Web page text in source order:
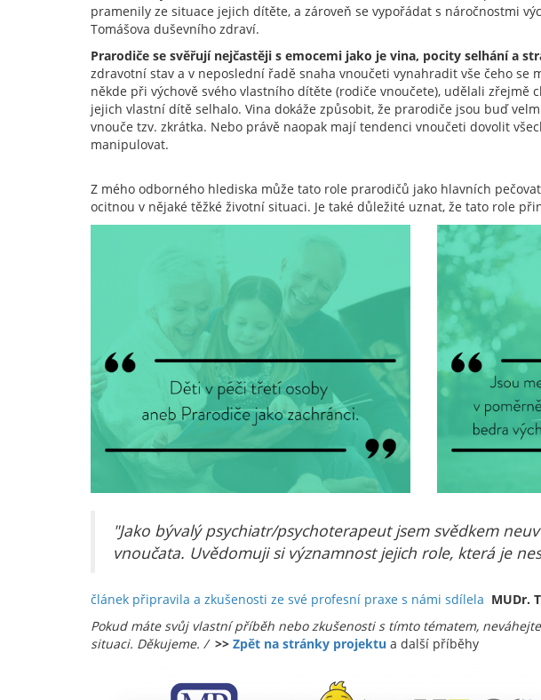
pramenily ze situace jejich dítěte, a zároveň se vypořádat s náročnostmi
Tomášova duševního zdraví.
Prarodiče se svěřují nejčastěji s emocemi jako je vina, pocity selhání a
zdravotní stav a v neposlední řadě snaha vnoučeti vynahradit vše čeho se
někde při výchově svého vlastního dítěte (rodiče vnoučete), udělali
jejich vlastní dítě selhalo. Vina dokáže způsobit, že prarodiče jsou buď
vnouče tzv. zkrátka. Nebo právě naopak mají tendenci vnoučeti dovolit
manipulovat.
Z mého odborného hlediska může tato role prarodičů jako hlavních
ocitnou v nějaké těžké životní situaci. Je také důležité uznat, že tato role
"Jako bývalý psychiatr/psychoterapeut jsem svědkem
vnoučata. Uvědomuji si významnost jejich role, která je
článek připravila a zkušenosti ze své profesní praxe s námi sdílela MUDr.
Pokud máte svůj vlastní příběh nebo zkušenosti s tímto tématem,
situaci. Děkujeme. / >> Zpět na stránky projektu a další příběhy